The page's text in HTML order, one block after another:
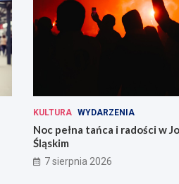
KULTURA WYDARZENIA
Noc pełna tańca i radości w
Śląskim
7 sierpnia 2026